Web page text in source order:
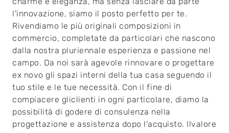
l'innovazione, siamo il posto perfetto per te.
Rivendiamo le più originali composizioni in
commercio, completate da particolari che nascono
dalla nostra pluriennale esperienza e passione nel
campo. Da noi sarà agevole rinnovare o progettare
ex novo gli spazi interni della tua casa seguendo il
tuo stile e le tue necessità. Con il fine di
compiacere gliclienti in ogni particolare, diamo la
possibilità di godere di consulenza nella
progettazione e assistenza dopo l'acquisto. Ilvalore